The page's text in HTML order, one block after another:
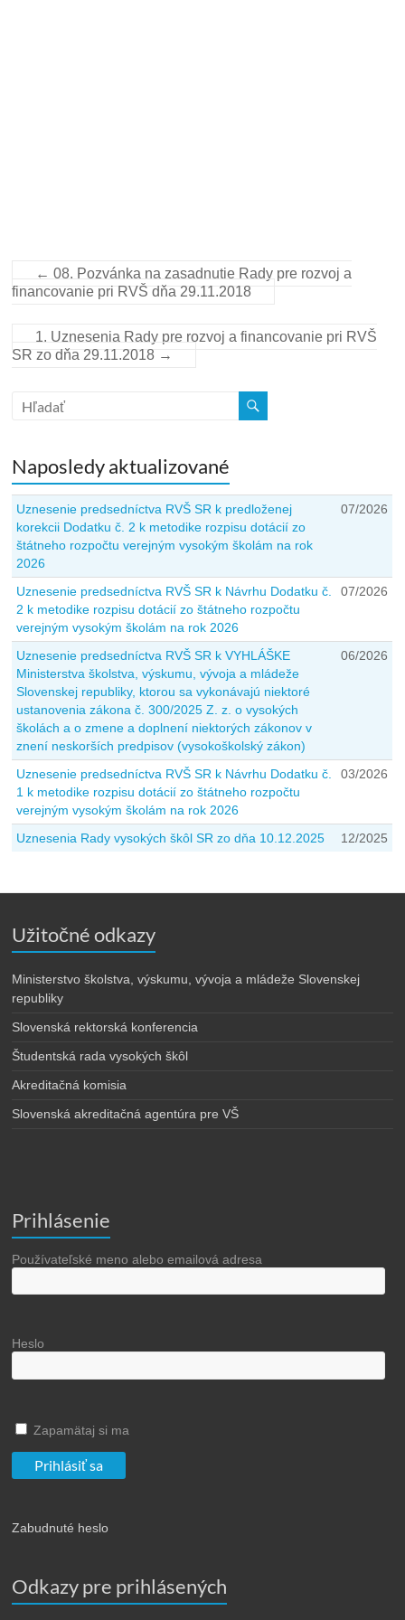
← 08. Pozvánka na zasadnutie Rady pre rozvoj a
financovanie pri RVŠ dňa 29.11.2018
1. Uznesenia Rady pre rozvoj a financovanie pri RVŠ
SR zo dňa 29.11.2018 →
Naposledy aktualizované
Uznesenie predsedníctva RVŠ SR k predloženej
korekcii Dodatku č. 2 k metodike rozpisu dotácií zo
štátneho rozpočtu verejným vysokým školám na rok
2026
07/2026
Uznesenie predsedníctva RVŠ SR k Návrhu Dodatku č.
2 k metodike rozpisu dotácií zo štátneho rozpočtu
verejným vysokým školám na rok 2026
07/2026
Uznesenie predsedníctva RVŠ SR k VYHLÁŠKE
Ministerstva školstva, výskumu, vývoja a mládeže
Slovenskej republiky, ktorou sa vykonávajú niektoré
ustanovenia zákona č. 300/2025 Z. z. o vysokých
školách a o zmene a doplnení niektorých zákonov v
znení neskorších predpisov (vysokoškolský zákon)
06/2026
Uznesenie predsedníctva RVŠ SR k Návrhu Dodatku č.
1 k metodike rozpisu dotácií zo štátneho rozpočtu
verejným vysokým školám na rok 2026
03/2026
Uznesenia Rady vysokých škôl SR zo dňa 10.12.2025 12/2025
Užitočné odkazy
Ministerstvo školstva, výskumu, vývoja a mládeže Slovenskej
republiky
Slovenská rektorská konferencia
Študentská rada vysokých škôl
Akreditačná komisia
Slovenská akreditačná agentúra pre VŠ
Prihlásenie
Používateľské meno alebo emailová adresa
Heslo
Zapamätaj si ma
Zabudnuté heslo
Odkazy pre prihlásených